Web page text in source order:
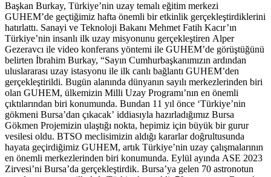
Başkan Burkay, Türkiye’nin uzay temalı eğitim merkezi
GUHEM’de geçtiğimiz hafta önemli bir etkinlik gerçekleştirdiklerini
hatırlattı. Sanayi ve Teknoloji Bakanı Mehmet Fatih Kacır’ın
Türkiye’nin insanlı ilk uzay misyonunu gerçekleştiren Alper
Gezeravcı ile video konferans yöntemi ile GUHEM’de görüştüğünü
belirten İbrahim Burkay, “Sayın Cumhurbaşkanımızın ardından
uluslararası uzay istasyonu ile ilk canlı bağlantı GUHEM’den
gerçekleştirildi. Bugün alanında dünyanın sayılı merkezlerinden biri
olan GUHEM, ülkemizin Milli Uzay Programı’nın en önemli
çıktılarından biri konumunda. Bundan 11 yıl önce ‘Türkiye’nin
gökmeni Bursa’dan çıkacak’ iddiasıyla hazırladığımız Bursa
Gökmen Projemizin ulaştığı nokta, hepimiz için büyük bir gurur
vesilesi oldu. BTSO meclisimizin aldığı kararlar doğrultusunda
hayata geçirdiğimiz GUHEM, artık Türkiye’nin uzay çalışmalarının
en önemli merkezlerinden biri konumunda. Eylül ayında ASE 2023
Zirvesi’ni Bursa’da gerçekleştirdik. Bursa’ya gelen 70 astronotun